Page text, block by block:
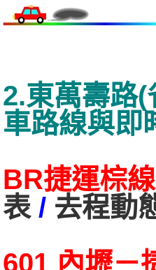
2.東萬壽路
車路線與即
BR捷運棕
表/ 去程動
601 內壢－